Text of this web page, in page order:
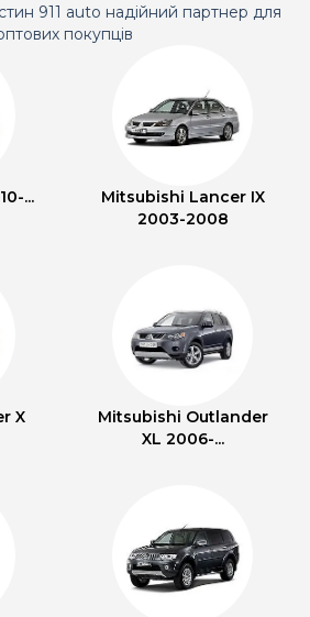
911 auto надійний партнер для
покупців
...
Mitsubishi Lancer IX
2003-2008
X
Mitsubishi Outlander
XL 2006-...